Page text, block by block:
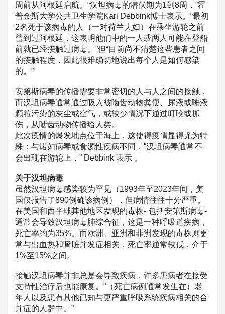
周前从阿根廷 启航。“汉坦病毒的潜伏期为1到8周，”霍
普金斯大学公共卫生学院Kari Debbink博士表示。“最初
2名死于该病毒的人（一对荷兰夫妇）在乘坐游轮之前
曾到过阿根廷，这表明他们中的一人或两人可能在登船
前就已经接触过病毒。”但“目前尚不清楚这些患者之间
的接触程度，因此很难确切地说出每个人是如何感染
的。”
安第斯病毒的传播需要非常密切的人与人之间的接触，
而汉坦病毒通常通过吸入被啮齿动物粪便、尿液或唾液
颗粒污染的灰尘或空气， 或较少情况下通过叮咬或抓
伤，从啮齿动物传播给人类。
此次疫情的爆发地点位于海上，这使得疫情显得尤为特
殊：与诺如病毒或食源性疾病不同，“汉坦病毒通常不
会出现在游轮上，” Debbink 表示 。
关于汉坦病毒
虽然汉坦病毒感染较为罕见（1993年至2023年间，美
国仅报告了890例确诊病例），但病情往往十分严重。
在美国和西半球其他地区发现的毒株- 包括安第斯病毒-
通常会导致汉坦病毒肺综合征，这是一种呼吸道疾病，
死亡率约为35%。而欧洲、亚洲和非洲发现的毒株则更
常与出血热和肾脏并发症相关，死亡率通常较低，介于
1%至15%之间。
接触汉坦病毒并非总是会导致疾病，许多患病者在接受
支持性治疗后也能康复。“（死亡病例通常发生在）老
年人以及患有其他已知与更严重呼吸系统疾病相关的合
并症的人群中。”